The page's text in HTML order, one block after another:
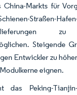
Markts für
Straßen-
zu
Steigende
Entwickler zu
eignen.
das Peking-